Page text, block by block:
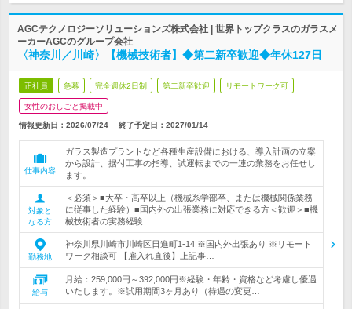
AGCテクノロジーソリューションズ株式会社 | 世界トップクラスのガラスメ
ーカーAGCのグループ会社
〈神奈川／川崎〉【機械技術者】◆第二新卒歓迎◆年休127日
正社員 急募 完全週休2日制 第二新卒歓迎 リモートワーク可
女性のおしごと掲載中
情報更新日：2026/07/24 終了予定日： 2027/01/14
仕事内容
ガラス製造プラントなど各種生産設備における、導入計画の立案
から設計、据付工事の指導、試運転までの一連の業務をお任せし
ます。
対象と
なる方
＜必須＞■大卒・高卒以上（機械系学部卒、または機械関係業務
に従事した経験）■国内外の出張業務に対応できる方＜歓迎＞■機
械技術者の実務経験
勤務地
神奈川県川崎市川崎区日進町1-14 ※国内外出張あり ※リモート
ワーク相談可 【雇入れ直後】上記事…
給与
月給：259,000円～392,000円※経験・年齢・資格など考慮し優遇
いたします。※試用期間3ヶ月あり（待遇の変更…